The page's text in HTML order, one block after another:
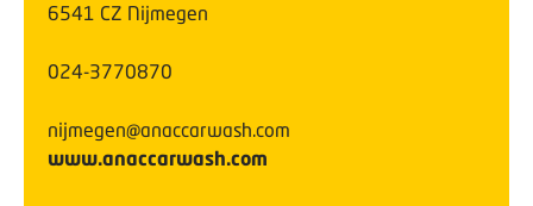
6541 CZ Nijmegen
024-3770870
nijmegen@anaccarwash.com
www.anaccarwash.com